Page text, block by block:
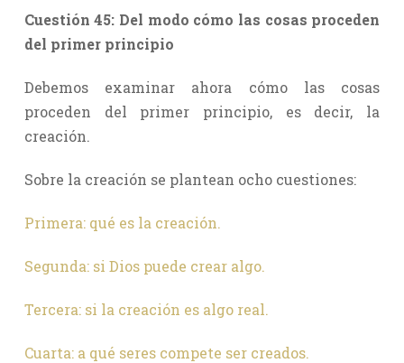
Cuestión 45: Del modo cómo las cosas proceden
del primer principio
Debemos examinar ahora cómo las cosas
proceden del primer principio, es decir, la
creación.
Sobre la creación se plantean ocho cuestiones:
Primera: qué es la creación.
Segunda: si Dios puede crear algo.
Tercera: si la creación es algo real.
Cuarta: a qué seres compete ser creados.